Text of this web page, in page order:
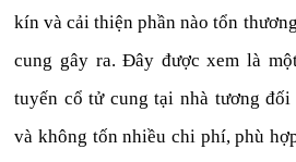
kín và cải thiện phần nào tổn
cung gây ra. Đây được xem là
tuyến cổ tử cung tại nhà tương
và không tốn nhiều chi phí, phù